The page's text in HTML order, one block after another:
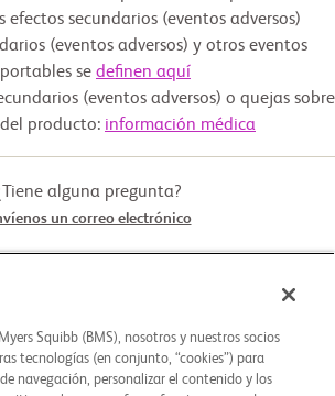
efectos secundarios (eventos adversos)
(eventos adversos) y otros eventos
se definen aquí
(eventos adversos) o quejas sobre
producto: información médica
alguna pregunta?
un correo electrónico
STUDY CONNECT
Squibb (BMS), nosotros y nuestros socios
tecnologías (en conjunto, “cookies”) para
navegación, personalizar el contenido y los